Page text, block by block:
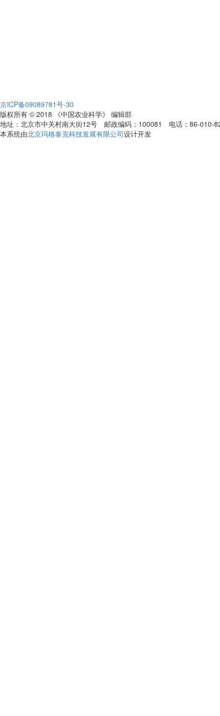
京ICP备09089781号-30
版权所有 © 2018 《中国农业科学》 编辑部
地址：北京市中关村南大街12号 邮政编码：100081 电话：86-010-
本系统由北京玛格泰克科技发展有限公司设计开发